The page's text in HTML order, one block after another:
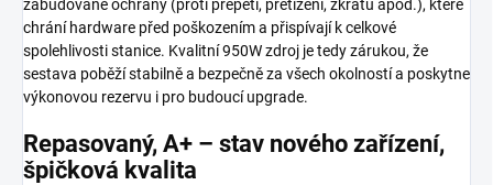
zabudované ochrany (proti přepětí, přetížení, zkratu apod.), které
chrání hardware před poškozením a přispívají k celkové
spolehlivosti stanice. Kvalitní 950W zdroj je tedy zárukou, že
sestava poběží stabilně a bezpečně za všech okolností a poskytne
výkonovou rezervu i pro budoucí upgrade.
Repasovaný, A+ – stav nového zařízení,
špičková kvalita